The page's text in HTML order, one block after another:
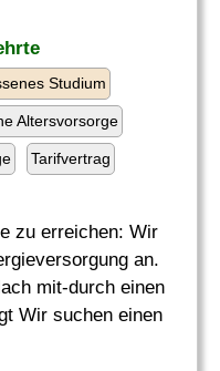
Studium
Altersvorsorge
Tarifvertrag
zu erreichen: Wir
an.
mit-durch einen
Wir suchen einen